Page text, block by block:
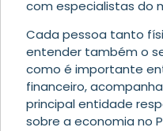
com especialistas do
Cada pessoa tanto
entender também o
como é importante
financeiro,
principal entidade
sobre a economia no